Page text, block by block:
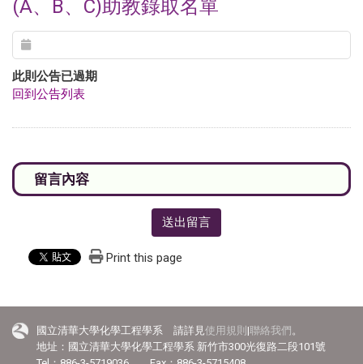
(A、B、C)助教錄取名單
此則公告已過期
回到公告列表
送出留言
Print this page
國立清華大學化學工程學系 請詳見 使用規則|聯絡我們 。
地址：國立清華大學化學工程學系 新竹市300光復路二段101號